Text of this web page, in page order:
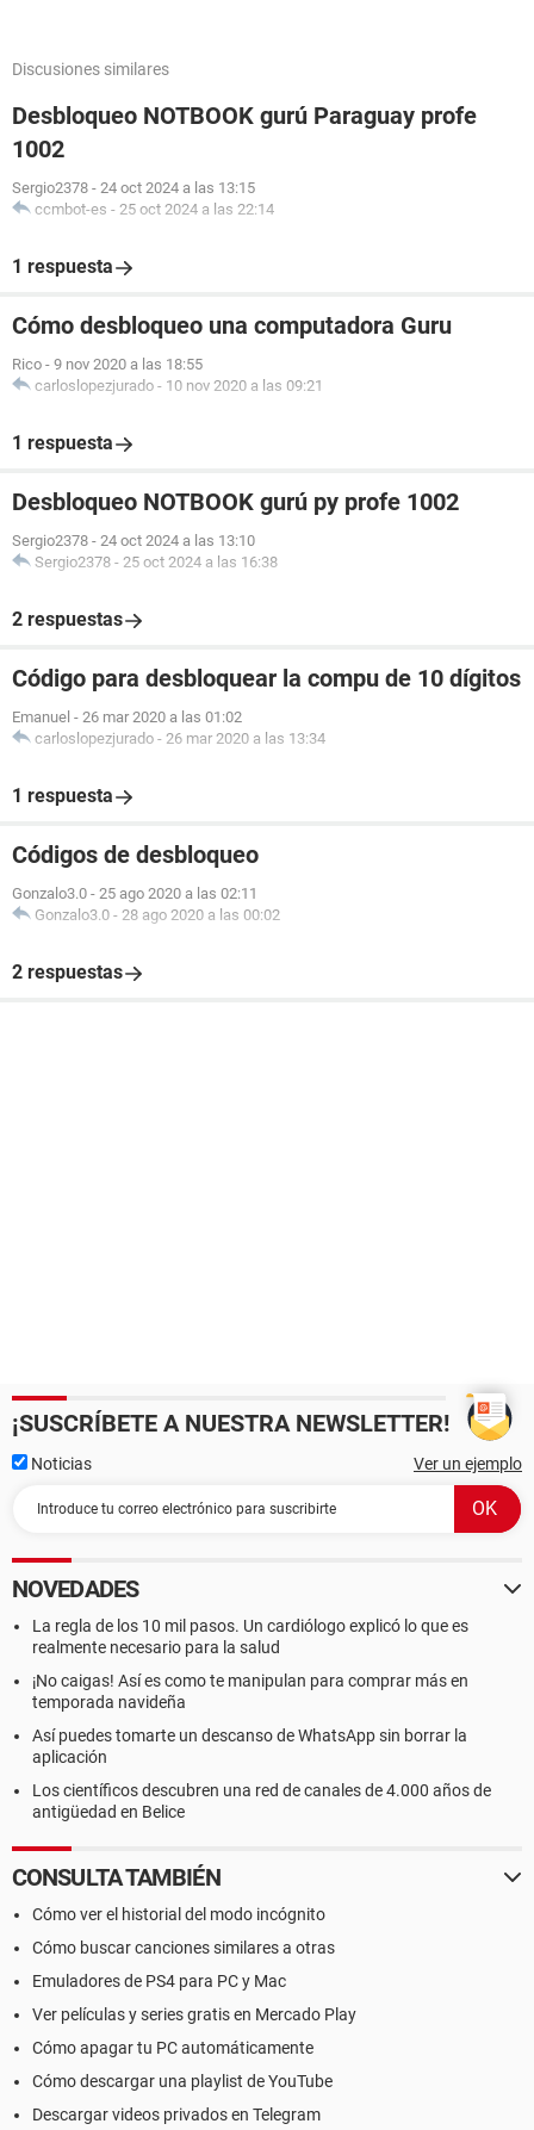
Discusiones similares
Desbloqueo NOTBOOK gurú Paraguay profe
1002
Sergio2378 - 24 oct 2024 a las 13:15
ccmbot-es - 25 oct 2024 a las 22:14
1 respuesta
Cómo desbloqueo una computadora Guru
Rico - 9 nov 2020 a las 18:55
carloslopezjurado - 10 nov 2020 a las 09:21
1 respuesta
Desbloqueo NOTBOOK gurú py profe 1002
Sergio2378 - 24 oct 2024 a las 13:10
Sergio2378 - 25 oct 2024 a las 16:38
2 respuestas
Código para desbloquear la compu de 10 dígitos
Emanuel - 26 mar 2020 a las 01:02
carloslopezjurado - 26 mar 2020 a las 13:34
1 respuesta
Códigos de desbloqueo
Gonzalo3.0 - 25 ago 2020 a las 02:11
Gonzalo3.0 - 28 ago 2020 a las 00:02
2 respuestas
¡SUSCRÍBETE A NUESTRA NEWSLETTER!
Noticias Ver un ejemplo
NOVEDADES
La regla de los 10 mil pasos. Un cardiólogo explicó lo que es
realmente necesario para la salud
¡No caigas! Así es como te manipulan para comprar más en
temporada navideña
Así puedes tomarte un descanso de WhatsApp sin borrar la
aplicación
Los científicos descubren una red de canales de 4.000 años de
antigüedad en Belice
CONSULTA TAMBIÉN
Cómo ver el historial del modo incógnito
Cómo buscar canciones similares a otras
Emuladores de PS4 para PC y Mac
Ver películas y series gratis en Mercado Play
Cómo apagar tu PC automáticamente
Cómo descargar una playlist de YouTube
Descargar videos privados en Telegram